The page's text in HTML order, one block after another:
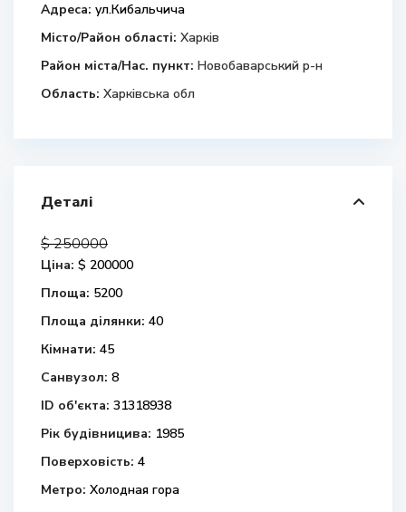
Адреса: ул.Кибальчича
Місто/Район області: Харків
Район міста/Нас. пункт: Новобаварський р-н
Область: Харківська обл
Деталі
$ 250000
Ціна: $ 200000
Площа: 5200
Площа ділянки: 40
Кімнати: 45
Санвузол: 8
ID об'єкта: 31318938
Рік будівницива: 1985
Поверховість: 4
Метро: Холодная гора